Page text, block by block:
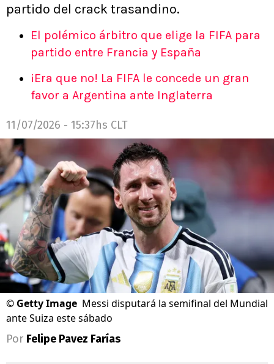
partido del crack trasandino.
El polémico árbitro que elige la FIFA para
partido entre Francia y España
¡Era que no! La FIFA le concede un gran
favor a Argentina ante Inglaterra
11/07/2026 - 15:37hs CLT
© Getty Image Messi disputará la semifinal del Mundial
ante Suiza este sábado
Por Felipe Pavez Farías